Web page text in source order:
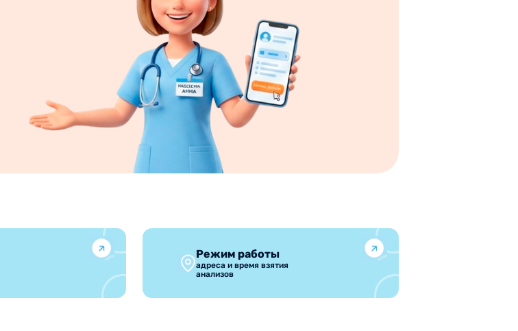
Режим работы
адреса и время взятия
анализов